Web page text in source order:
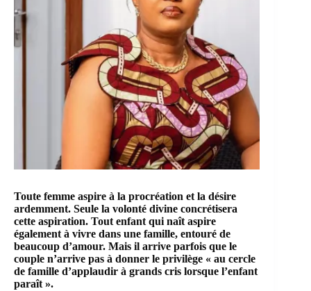
Toute femme aspire à la procréation et la désire
ardemment. Seule la volonté divine concrétisera
cette aspiration. Tout enfant qui naît aspire
également à vivre dans une famille, entouré de
beaucoup d’amour. Mais il arrive parfois que le
couple n’arrive pas à donner le privilège « au cercle
de famille d’applaudir à grands cris lorsque l’enfant
paraît ».